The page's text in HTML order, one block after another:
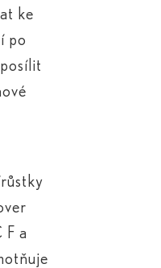
ke
po
F a